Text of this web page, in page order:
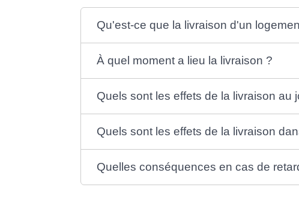
Qu'est-ce que la livraison d'un
À quel moment a lieu la livraison ?
Quels sont les effets de la livraison au
Quels sont les effets de la livraison
Quelles conséquences en cas de